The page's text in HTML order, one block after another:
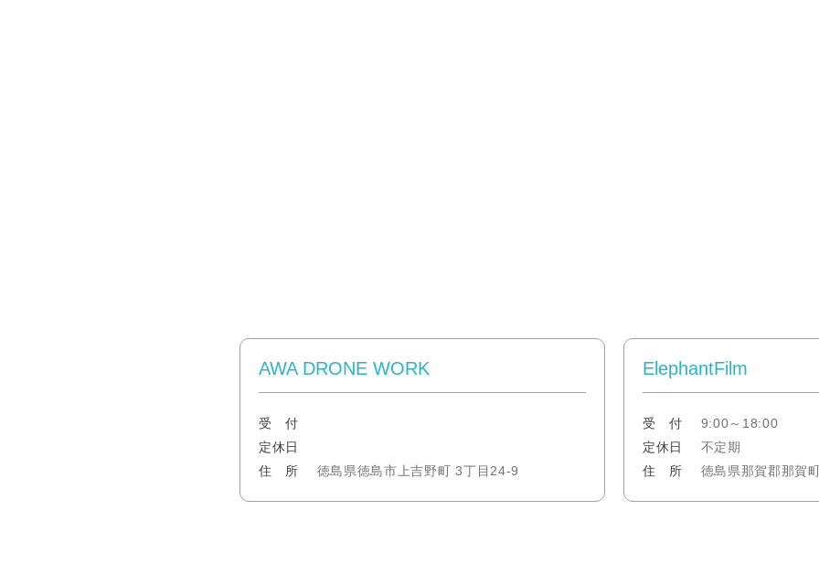
AWA DRONE WORK
受 付
定休日
住 所 徳島県徳島市上吉野町 3丁目24-9
ElephantFilm
受 付 9:00～18:00
定休日
不定期
住 所 徳島県那賀郡那賀